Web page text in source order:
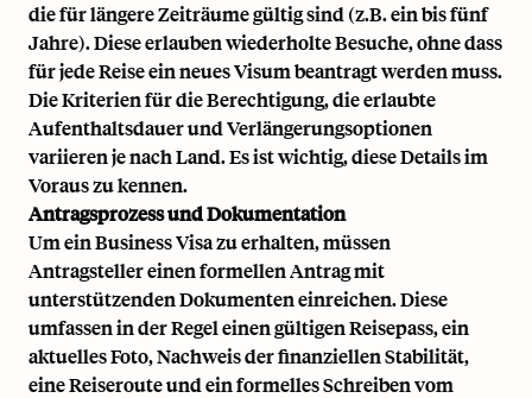
die für längere Zeiträume gültig sind (z.B. ein bis fünf
Jahre). Diese erlauben wiederholte Besuche, ohne dass
für jede Reise ein neues Visum beantragt werden muss.
Die Kriterien für die Berechtigung, die erlaubte
Aufenthaltsdauer und Verlängerungsoptionen
variieren je nach Land. Es ist wichtig, diese Details im
Voraus zu kennen.
Antragsprozess und Dokumentation
Um ein Business Visa zu erhalten, müssen
Antragsteller einen formellen Antrag mit
unterstützenden Dokumenten einreichen. Diese
umfassen in der Regel einen gültigen Reisepass, ein
aktuelles Foto, Nachweis der finanziellen Stabilität,
eine Reiseroute und ein formelles Schreiben vom